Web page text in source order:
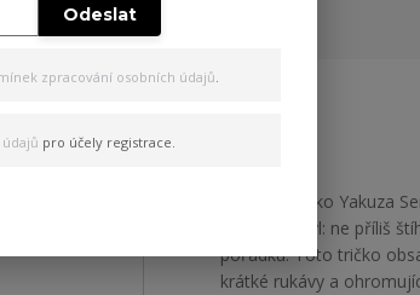
Shirt
Dámské tričko Yakuza
uvolněný styl: ne příliš
pořádku. Toto tričko
krátké rukávy a
Odeslat
zpracování osobních údajů.
pro účely registrace.